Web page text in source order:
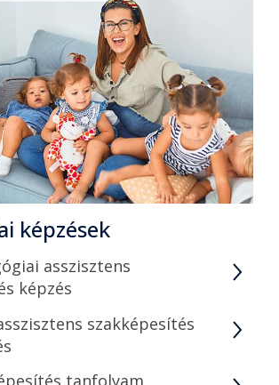
képzések
asszisztens
képzés
szakképesítés